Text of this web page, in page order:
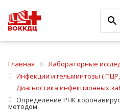
Главная
Лабораторные
Инфекции и гельминтозы (
Диагностика инфекционных
Определение РНК
методом